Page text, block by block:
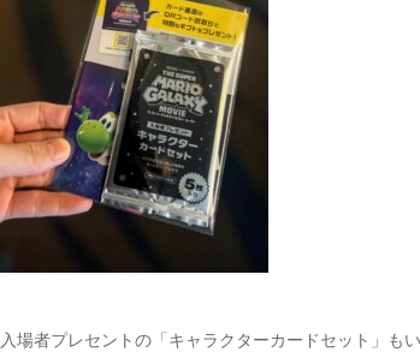
入場者プレセントの「キャラクターカードセット」も